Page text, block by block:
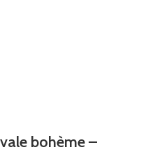
bohème –